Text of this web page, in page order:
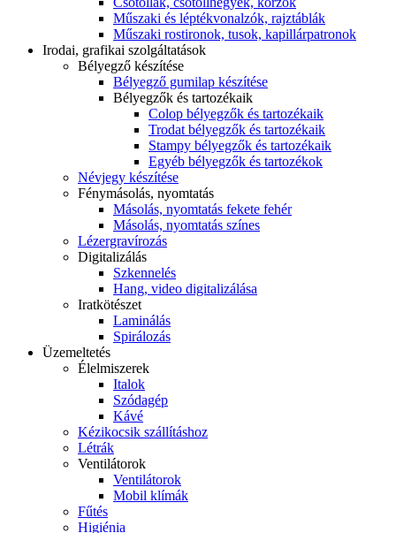
Műszaki és léptékvonalzók, rajztáblák
Műszaki rostironok, tusok, kapillárpatronok
Irodai, grafikai szolgáltatások
Bélyegző készítése
Bélyegző gumilap készítése
Bélyegzők és tartozékaik
Colop bélyegzők és tartozékaik
Trodat bélyegzők és tartozékaik
Stampy bélyegzők és tartozékaik
Egyéb bélyegzők és tartozékok
Névjegy készítése
Fénymásolás, nyomtatás
Másolás, nyomtatás fekete fehér
Másolás, nyomtatás színes
Lézergravírozás
Digitalizálás
Szkennelés
Hang, video digitalizálása
Iratkötészet
Laminálás
Spirálozás
Üzemeltetés
Élelmiszerek
Italok
Szódagép
Kávé
Kézikocsik szállításhoz
Létrák
Ventilátorok
Ventilátorok
Mobil klímák
Fűtés
Higiénia